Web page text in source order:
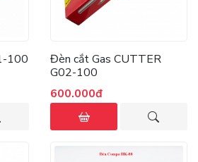
100
Đèn cắt Gas CUTTER
G02-100
600.000đ